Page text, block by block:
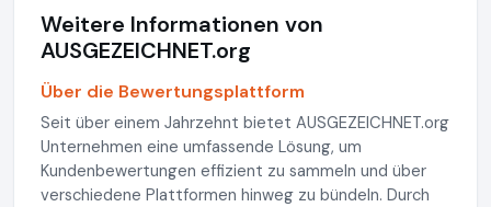
Weitere Informationen von
AUSGEZEICHNET.org
Über die Bewertungsplattform
Seit über einem Jahrzehnt bietet AUSGEZEICHNET.org
Unternehmen eine umfassende Lösung, um
Kundenbewertungen effizient zu sammeln und über
verschiedene Plattformen hinweg zu bündeln. Durch